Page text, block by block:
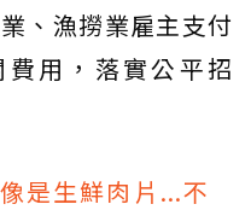
、漁撈業雇主支付
用，落實公平招
是生鮮肉片...不